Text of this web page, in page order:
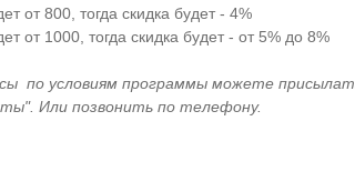
от 800, тогда скидка будет - 4%
от 1000, тогда скидка будет - от 5% до 8%
по условиям программы можете
Или позвонить по телефону.